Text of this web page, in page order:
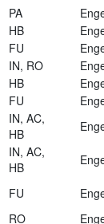
PA
HB
FU
IN, RO
HB
FU
IN, AC,
HB
IN, AC,
HB
FU
RO